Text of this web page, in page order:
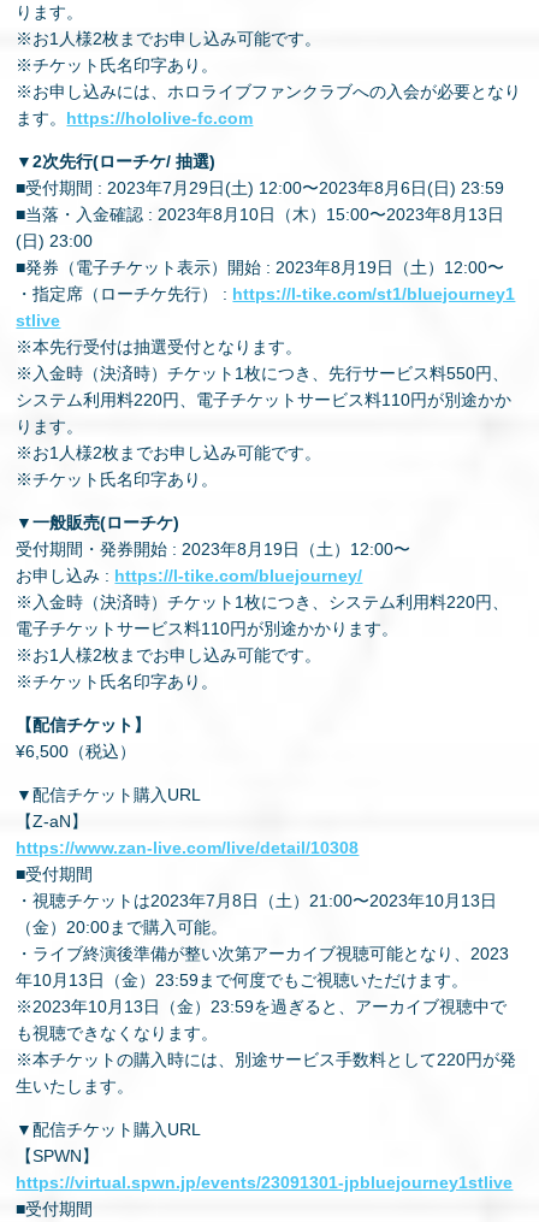
ります。
※お1⼈様2枚までお申し込み可能です。
※チケット⽒名印字あり。
※お申し込みには、ホロライブファンクラブへの⼊会が必要となり
ます。 https://hololive-fc.com
▼2次先⾏(ローチケ/ 抽選)
■受付期間 : 2023年7⽉29⽇(⼟) 12:00〜2023年8⽉6⽇(⽇) 23:59
■当落・⼊⾦確認 : 2023年8⽉10⽇（⽊）15:00〜2023年8⽉13⽇
(⽇) 23:00
■発券（電⼦チケット表⽰）開始 : 2023年8⽉19⽇（⼟）12:00〜
・指定席（ローチケ先⾏） : https://l-tike.com/st1/bluejourney1
stlive
※本先⾏受付は抽選受付となります。
※⼊⾦時（決済時）チケット1枚につき、先⾏サービス料550円、
システム利⽤料220円、電⼦チケットサービス料110円が別途かか
ります。
※お1⼈様2枚までお申し込み可能です。
※チケット⽒名印字あり。
▼⼀般販売(ローチケ)
受付期間・発券開始 : 2023年8月19日（土）12:00〜
お申し込み : https://l-tike.com/bluejourney/
※⼊⾦時（決済時）チケット1枚につき、システム利⽤料220円、
電⼦チケットサービス料110円が別途かかります。
※お1⼈様2枚までお申し込み可能です。
※チケット⽒名印字あり。
【配信チケット】
¥6,500（税込）
▼配信チケット購入URL
【Z-aN】
https://www.zan-live.com/live/detail/10308
■受付期間
・視聴チケットは2023年7⽉8⽇（⼟）21:00〜2023年10⽉13⽇
（⾦）20:00まで購⼊可能。
・ライブ終演後準備が整い次第アーカイブ視聴可能となり、2023
年10⽉13⽇（⾦）23:59まで何度でもご視聴いただけます。
※2023年10⽉13⽇（⾦）23:59を過ぎると、アーカイブ視聴中で
も視聴できなくなります。
※本チケットの購入時には、別途サービス手数料として220円が発
生いたします。
▼配信チケット購入URL
【SPWN】
https://virtual.spwn.jp/events/23091301-jpbluejourney1stlive
■受付期間